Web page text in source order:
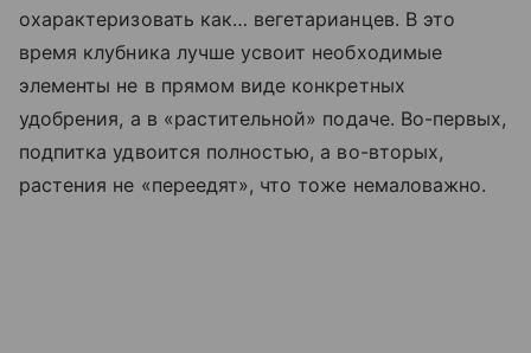
охарактеризовать как… вегетарианцев. В это
время клубника лучше усвоит необходимые
элементы не в прямом виде конкретных
удобрения, а в «растительной» подаче. Во-первых,
подпитка удвоится полностью, а во-вторых,
растения не «переедят», что тоже немаловажно.